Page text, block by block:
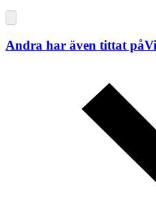
Andra har även tittat på